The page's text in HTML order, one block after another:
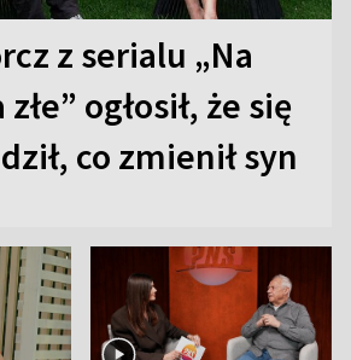
z serialu „Na
ogłosił, że się
co zmienił syn